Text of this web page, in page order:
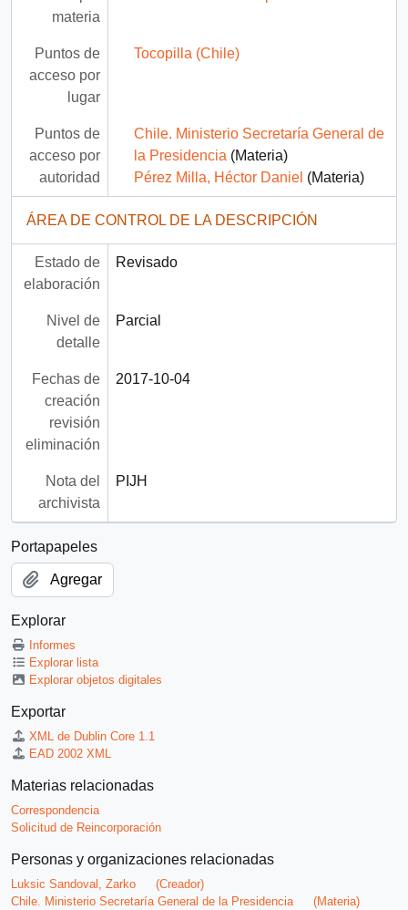
materia
Puntos de
acceso por
lugar
Tocopilla (Chile)
Puntos de
acceso por
autoridad
Chile. Ministerio Secretaría General de
la Presidencia (Materia)
Pérez Milla, Héctor Daniel (Materia)
ÁREA DE CONTROL DE LA DESCRIPCIÓN
Estado de
elaboración
Revisado
Nivel de
detalle
Parcial
Fechas de
creación
revisión
eliminación
2017-10-04
Nota del
archivista
PIJH
Portapapeles
Agregar
Explorar
Informes
Explorar lista
Explorar objetos digitales
Exportar
XML de Dublin Core 1.1
EAD 2002 XML
Materias relacionadas
Correspondencia
Solicitud de Reincorporación
Personas y organizaciones relacionadas
Luksic Sandoval, Zarko
(Creador)
Chile. Ministerio Secretaría General de la Presidencia
(Materia)